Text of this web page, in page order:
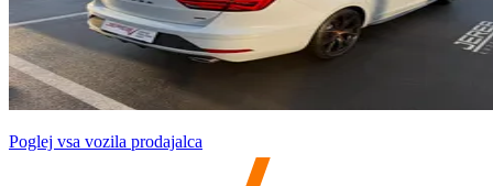
Poglej vsa vozila prodajalca